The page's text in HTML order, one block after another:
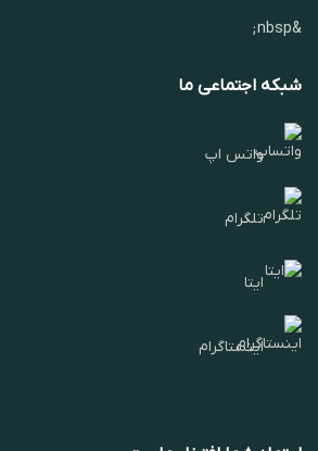
&nbsp;
شبکه اجتماعی ما
واتس اپ
تلگرام
ایتا
اینستاگرام